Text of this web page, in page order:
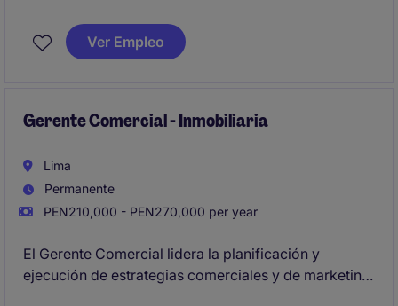
empresa en el sector de bienes de consumo de alta
rotación. Este puesto clave requiere experiencia en
Ver Empleo
Gerente Comercial - Inmobiliaria
Lima
Permanente
PEN210,000 - PEN270,000 per year
El Gerente Comercial lidera la planificación y
ejecución de estrategias comerciales y de marketing